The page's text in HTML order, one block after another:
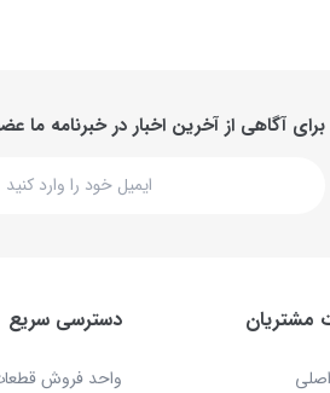
برای آگاهی از آخرین اخبار در خبرنامه ما
مشتریان دسترسی سریع
واحد فروش